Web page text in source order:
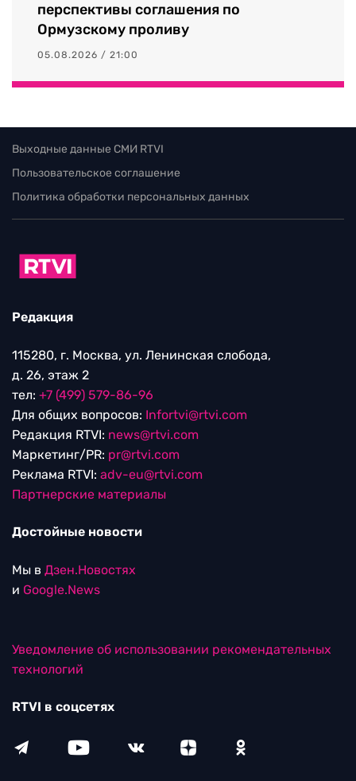
перспективы соглашения по
Ормузскому проливу
05.08.2026 / 21:00
Выходные данные СМИ RTVI
Пользовательское соглашение
Политика обработки персональных данных
Редакция
115280, г. Москва, ул. Ленинская слобода,
д. 26, этаж 2
тел: +7 (499) 579-86-96
Для общих вопросов: Infortvi@rtvi.com
Редакция RTVI: news@rtvi.com
Маркетинг/PR: pr@rtvi.com
Реклама RTVI: adv-eu@rtvi.com
Партнерские материалы
Достойные новости
Мы в Дзен.Новостях
и Google.News
Уведомление об использовании рекомендательных
технологий
RTVI в соцсетях